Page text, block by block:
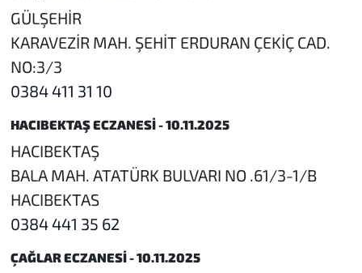
GÜLŞEHİR
KARAVEZİR MAH. ŞEHİT ERDURAN ÇEKİÇ CAD.
NO:3/3
0384 411 31 10
HACIBEKTAŞ ECZANESİ - 10.11.2025
HACIBEKTAŞ
BALA MAH. ATATÜRK BULVARI NO .61/3-1/B
HACIBEKTAS
0384 441 35 62
ÇAĞLAR ECZANESİ - 10.11.2025